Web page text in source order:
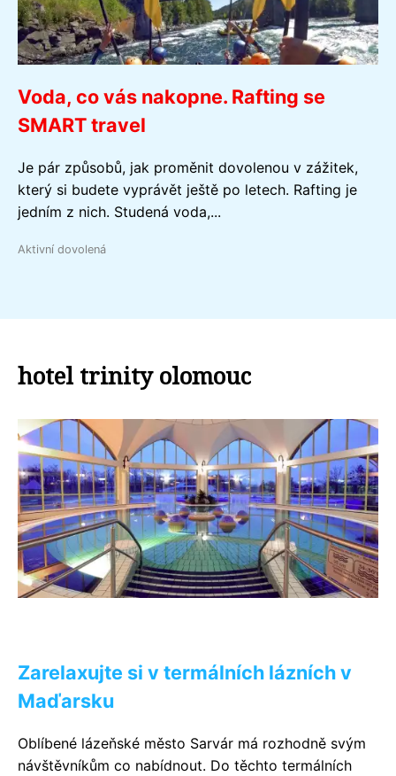
Voda, co vás nakopne. Rafting se
SMART travel
Je pár způsobů, jak proměnit dovolenou v zážitek,
který si budete vyprávět ještě po letech. Rafting je
jedním z nich. Studená voda,...
Aktivní dovolená
hotel trinity olomouc
Zarelaxujte si v termálních lázních v
Maďarsku
Oblíbené lázeňské město Sarvár má rozhodně svým
návštěvníkům co nabídnout. Do těchto termálních